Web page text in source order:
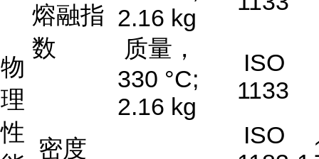
物
理
性
熔融指
数
2.16 kg
质量，
330 °C;
2.16 kg
ISO
1133
密度
ISO